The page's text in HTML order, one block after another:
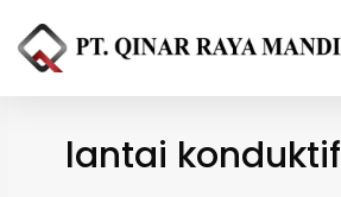
lantai konduktif